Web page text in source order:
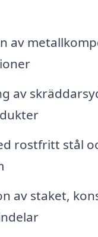
av
av
rostfritt stål
av staket,